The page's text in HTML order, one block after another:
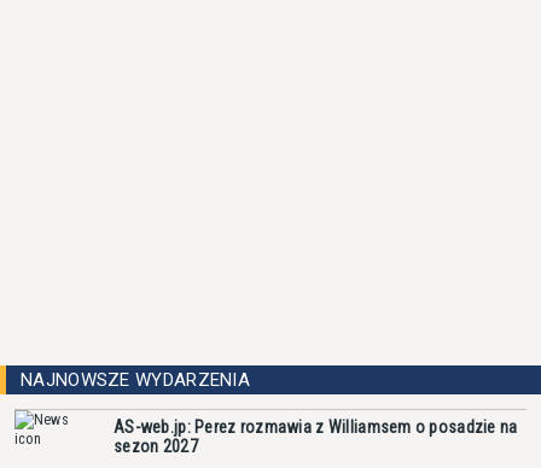
NAJNOWSZE WYDARZENIA
AS-web.jp: Perez rozmawia z Williamsem o posadzie na
sezon 2027